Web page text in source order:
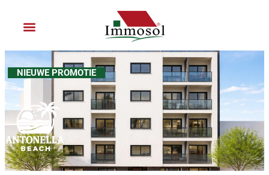
NIEUWE PROMOTIE